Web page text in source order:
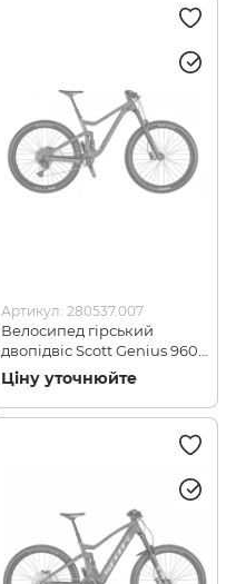
Артикул: 280537.007
Велосипед гірський
двопідвіс Scott Genius 960
29 TW M 2021 (280537.007)
Ціну уточнюйте